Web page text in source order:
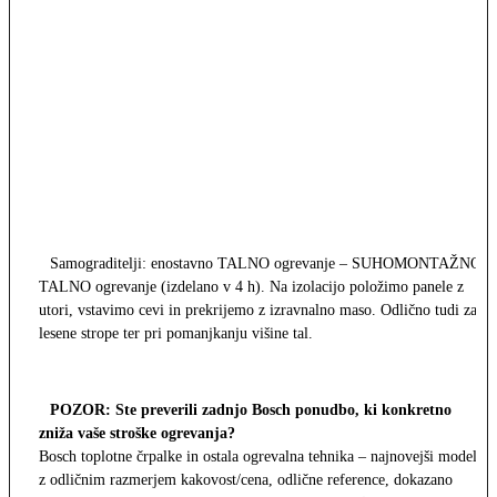
Samograditelji: enostavno TALNO ogrevanje – SUHOMONTAŽNO
TALNO ogrevanje (izdelano v 4 h). Na izolacijo položimo panele z
utori, vstavimo cevi in prekrijemo z izravnalno maso. Odlično tudi za
lesene strope ter pri pomanjkanju višine tal.
POZOR: Ste preverili zadnjo Bosch ponudbo, ki konkretno
zniža vaše stroške ogrevanja?
Bosch toplotne črpalke in ostala ogrevalna tehnika – najnovejši modeli
z odličnim razmerjem kakovost/cena, odlične reference, dokazano